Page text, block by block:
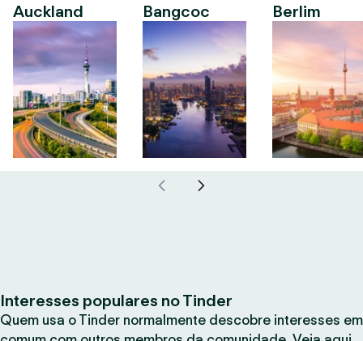
Auckland Bangcoc Berlim
Interesses populares no Tinder
Quem usa o Tinder normalmente descobre interesses em